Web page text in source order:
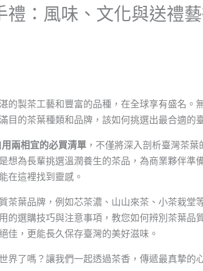
禮：風味、文化與送禮
的製茶工藝和豐富的品種，在全球享有盛名。
目的茶葉種類和品牌，該如何挑選出最合適的
兩相宜的必買清單 ，不僅將深入剖析臺灣茶
想為長輩挑選溫潤養生的茶品，為商業夥伴準
在這裡找到靈感。
茶葉品牌，例如芯茶濃、山山來茶、小茶栽堂
的選購技巧與注意事項，教您如何辨別茶葉品
佳，更能長久保存臺灣的美好滋味。
界了嗎？讓我們一起透過茶香，傳遞最真摯的